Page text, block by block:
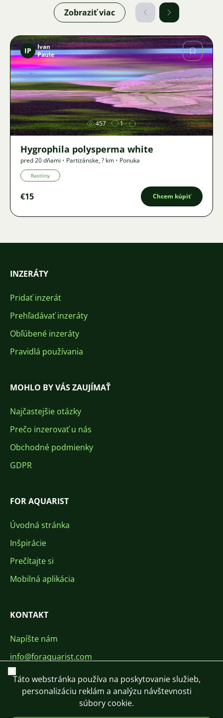
Zobraziť viac
Obrázok
IP
Ivan
Paule
457 1
Hygrophila polysperma white
pred 20 dňami • Partizánske,? km • Ponuka
Rastliny
€15 Chcem kúpiť
INZERÁTY
Pridať inzerát
Prehľadávať inzeráty
Obľúbené inzeráty
Pravidlá používania
MOHLO BY VÁS ZAUJÍMAŤ
Najčastejšie otázky
Prečo inzerovať u nás
Obchodné podmienky
GDPR
FOR AQUARIST
Úvodná stránka
Inšpirácie
Prečítajte si
Mobilná aplikácia
KONTAKT
Napíšte nám
info@foraquarist.com
+420 603 449 602
Zavrieť
Táto webstránka používa na poskytovanie služieb,
personalizáciu reklám a analýzu návštevnosti
súbory cookie.